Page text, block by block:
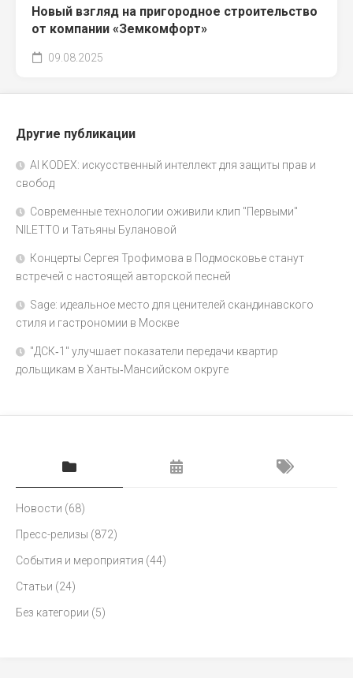
Новый взгляд на пригородное строительство
от компании «Земкомфорт»
09.08.2025
Другие публикации
AI KODEX: искусственный интеллект для защиты прав и
свобод
Современные технологии оживили клип "Первыми"
NILETTO и Татьяны Булановой
Концерты Сергея Трофимова в Подмосковье станут
встречей с настоящей авторской песней
Sage: идеальное место для ценителей скандинавского
стиля и гастрономии в Москве
"ДСК‑1" улучшает показатели передачи квартир
дольщикам в Ханты‑Мансийском округе
Новости (68)
Пресс-релизы (872)
События и мероприятия (44)
Статьи (24)
Без категории (5)